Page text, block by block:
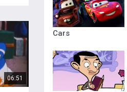
06:51
Cars